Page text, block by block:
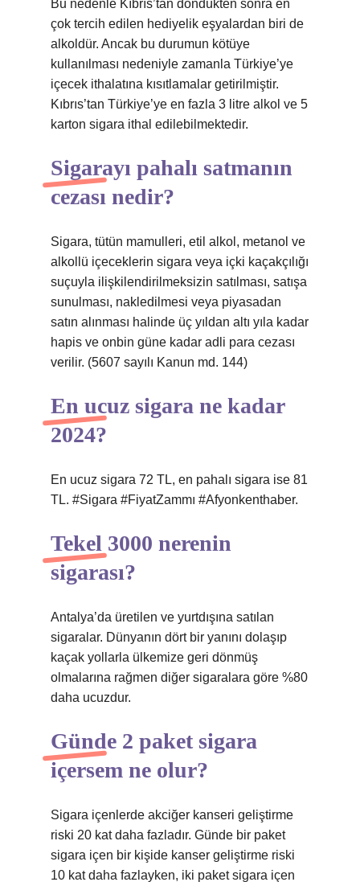
Bu nedenle Kıbrıs’tan döndükten sonra en
çok tercih edilen hediyelik eşyalardan biri de
alkoldür. Ancak bu durumun kötüye
kullanılması nedeniyle zamanla Türkiye’ye
içecek ithalatına kısıtlamalar getirilmiştir.
Kıbrıs’tan Türkiye’ye en fazla 3 litre alkol ve 5
karton sigara ithal edilebilmektedir.
Sigarayı pahalı satmanın
cezası nedir?
Sigara, tütün mamulleri, etil alkol, metanol ve
alkollü içeceklerin sigara veya içki kaçakçılığı
suçuyla ilişkilendirilmeksizin satılması, satışa
sunulması, nakledilmesi veya piyasadan
satın alınması halinde üç yıldan altı yıla kadar
hapis ve onbin güne kadar adli para cezası
verilir. (5607 sayılı Kanun md. 144)
En ucuz sigara ne kadar
2024?
En ucuz sigara 72 TL, en pahalı sigara ise 81
TL. #Sigara #FiyatZammı #Afyonkenthaber.
Tekel 3000 nerenin
sigarası?
Antalya’da üretilen ve yurtdışına satılan
sigaralar. Dünyanın dört bir yanını dolaşıp
kaçak yollarla ülkemize geri dönmüş
olmalarına rağmen diğer sigaralara göre %80
daha ucuzdur.
Günde 2 paket sigara
içersem ne olur?
Sigara içenlerde akciğer kanseri geliştirme
riski 20 kat daha fazladır. Günde bir paket
sigara içen bir kişide kanser geliştirme riski
10 kat daha fazlayken, iki paket sigara içen